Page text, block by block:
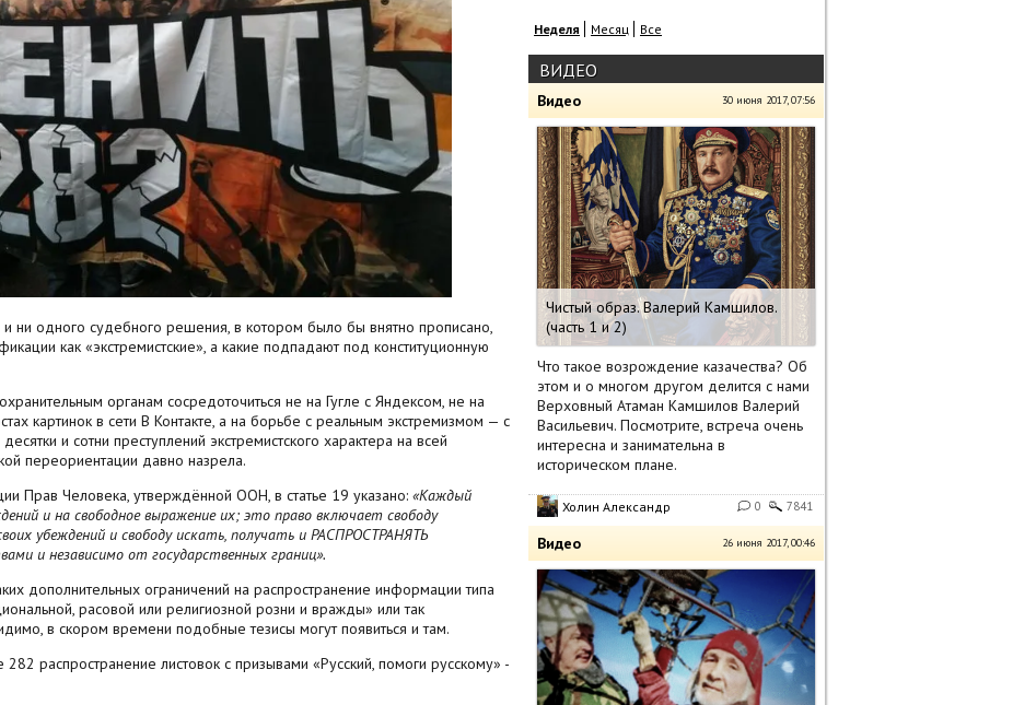
ни одного судебного решения, в котором было бы внятно прописано,
как «экстремистские», а какие подпадают под конституционную
органам сосредоточиться не на Гугле с Яндексом, не на
картинок в сети В Контакте, а на борьбе с реальным экстремизмом — с
и сотни преступлений экстремистского характера на всей
переориентации давно назрела.
Прав Человека, утверждённой ООН, в статье 19 указано: «Каждый
и на свободное выражение их; это право включает свободу
убеждений и свободу искать, получать и РАСПРОСТРАНЯТЬ
и независимо от государственных границ».
дополнительных ограничений на распространение информации типа
расовой или религиозной розни и вражды» или так
в скором времени подобные тезисы могут появиться и там.
распространение листовок с призывами «Русский, помоги русскому» -
Неделя Месяц Все
ВИДЕО
Видео 30 июня 2017, 07:56
Чистый образ. Валерий Камшилов.
(часть 1 и 2)
Что такое возрождение казачества? Об
этом и о многом другом делится с нами
Верховный Атаман Камшилов Валерий
Васильевич. Посмотрите, встреча очень
интересна и занимательна в
историческом плане.
Холин Александр 0 7841
Видео 26 июня 2017, 00:46